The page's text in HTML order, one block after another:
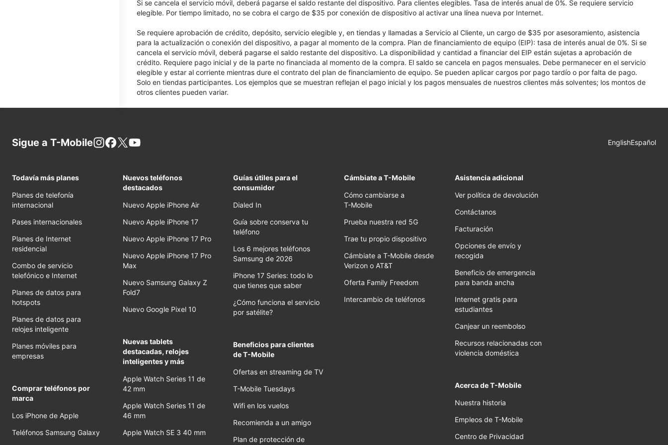
Si se cancela el servicio móvil, deberá pagarse el saldo restante del dispositivo. Para clientes elegibles. Tasa de interés anual de 0%. Se requiere servicio
elegible. Por tiempo limitado, no se cobra el cargo de $35 por conexión de dispositivo al activar una línea nueva por Internet.
Se requiere aprobación de crédito, depósito, servicio elegible y, en tiendas y llamadas a Servicio al Cliente, un cargo de $35 por asesoramiento, asistencia
para la actualización o conexión del dispositivo, a pagar al momento de la compra. Plan de financiamiento de equipo (EIP): tasa de interés anual de 0%. Si se
cancela el servicio móvil, deberá pagarse el saldo restante del dispositivo. La disponibilidad y cantidad a financiar del EIP están sujetas a aprobación de
crédito. Requiere pago inicial y de la parte no financiada al momento de la compra. El saldo se cancela en pagos mensuales. Debe permanecer en el servicio
elegible y estar al corriente mientras dure el contrato del plan de financiamiento de equipo. Se pueden aplicar cargos por pago tardío o por falta de pago.
Solo en tiendas participantes. Los ejemplos que se muestran reflejan el pago inicial y los pagos mensuales de nuestros clientes más solventes; los montos de
otros clientes pueden variar.